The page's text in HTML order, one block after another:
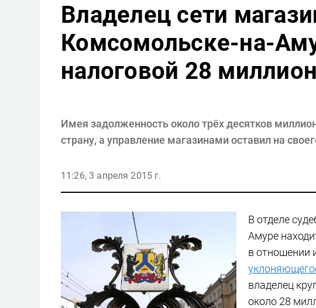
Владелец сети
Комсомольске-на-
налоговой 28
Имея задолженность около трёх десятков
страну, а управление магазинами оставил на
11:26, 3 апреля 2015 г.
В отделе
Амуре
в отношении
владелец
около 28